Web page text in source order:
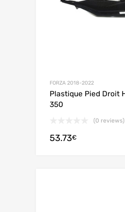
FORZA 2018-2022
Plastique Pied Droit
350
(0 reviews)
53.73€